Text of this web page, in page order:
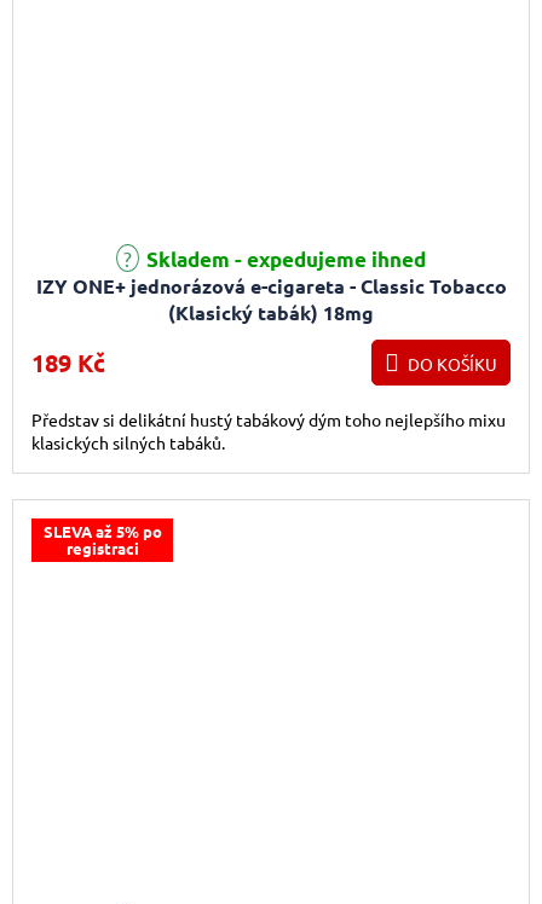
IZY ONE+ jednorázová e-cigareta - Classic Tobacco
(Klasický tabák) 18mg
Průměrné hodnocení produktu je 5,0 z 5 hvězdiček.
Skladem - expedujeme ihned
189 Kč DO KOŠÍKU
Představ si delikátní hustý tabákový dým toho nejlepšího mixu
klasických silných tabáků.
SLEVA až 5% po
registraci